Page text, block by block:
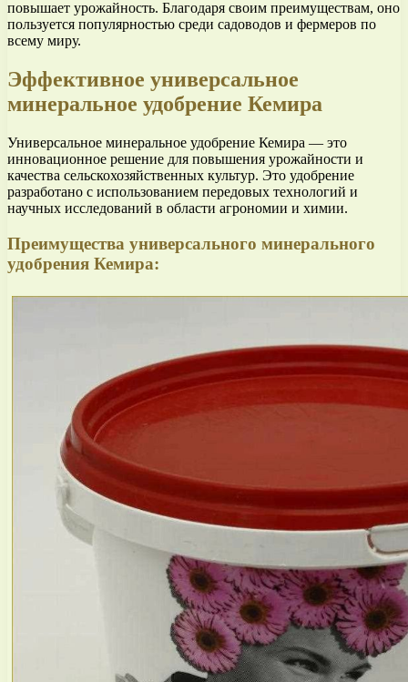
повышает урожайность. Благодаря своим преимуществам, оно
пользуется популярностью среди садоводов и фермеров по
всему миру.
Эффективное универсальное
минеральное удобрение Кемира
Универсальное минеральное удобрение Кемира — это
инновационное решение для повышения урожайности и
качества сельскохозяйственных культур. Это удобрение
разработано с использованием передовых технологий и
научных исследований в области агрономии и химии.
Преимущества универсального минерального
удобрения Кемира: